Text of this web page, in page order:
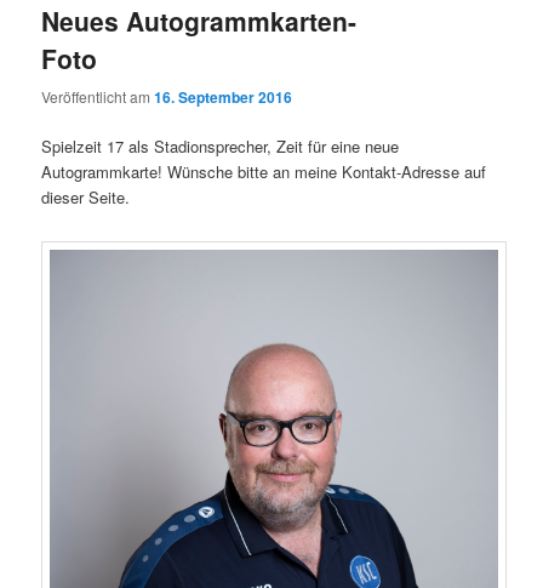
Neues Autogrammkarten-
Foto
Veröffentlicht am16. September 2016
Spielzeit 17 als Stadionsprecher, Zeit für eine neue
Autogrammkarte! Wünsche bitte an meine Kontakt-Adresse auf
dieser Seite.